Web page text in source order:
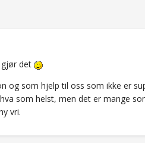
det
og som hjelp til oss som ikke er
som helst, men det er mange
vri.